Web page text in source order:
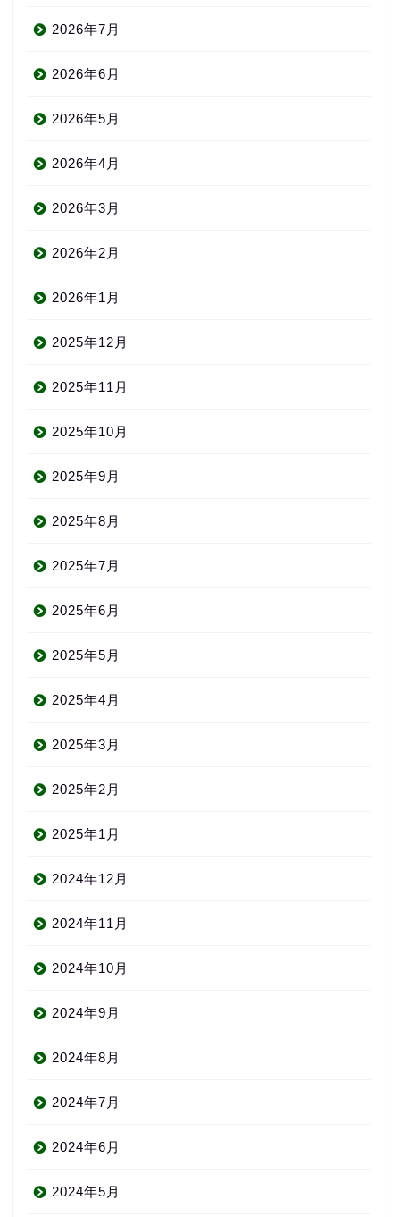
2026年7月
2026年6月
2026年5月
2026年4月
2026年3月
2026年2月
2026年1月
2025年12月
2025年11月
2025年10月
2025年9月
2025年8月
2025年7月
2025年6月
2025年5月
2025年4月
2025年3月
2025年2月
2025年1月
2024年12月
2024年11月
2024年10月
2024年9月
2024年8月
2024年7月
2024年6月
2024年5月